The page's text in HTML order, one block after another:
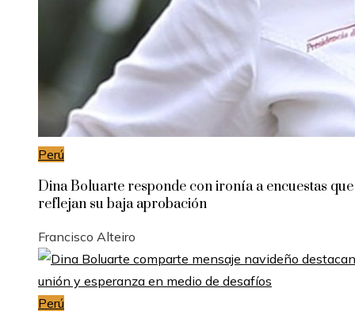
Perú
Dina Boluarte responde con ironía a encuestas que
reflejan su baja aprobación
Francisco Alteiro
Perú